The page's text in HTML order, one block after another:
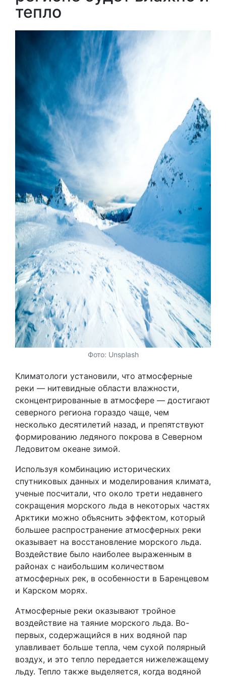
тепло
Фото: Unsplash
Климатологи установили, что атмосферные
реки — нитевидные области влажности,
сконцентрированные в атмосфере — достигают
северного региона гораздо чаще, чем
несколько десятилетий назад, и препятствуют
формированию ледяного покрова в Северном
Ледовитом океане зимой.
Используя комбинацию исторических
спутниковых данных и моделирования климата,
ученые посчитали, что около трети недавнего
сокращения морского льда в некоторых частях
Арктики можно объяснить эффектом, который
большее распространение атмосферных реки
оказывает на восстановление морского льда.
Воздействие было наиболее выраженным в
районах с наибольшим количеством
атмосферных рек, в особенности в Баренцевом
и Карском морях.
Атмосферные реки оказывают тройное
воздействие на таяние морского льда. Во-
первых, содержащийся в них водяной пар
улавливает больше тепла, чем сухой полярный
воздух, и это тепло передается нижележащему
льду. Тепло также выделяется, когда водяной